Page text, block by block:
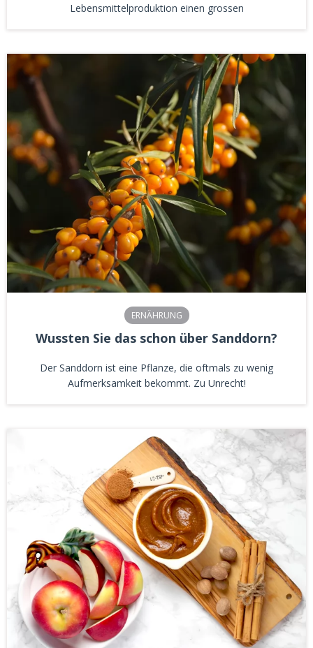
Lebensmittelproduktion einen grossen
ERNÄHRUNG
Wussten Sie das schon über Sanddorn?
Der Sanddorn ist eine Pflanze, die oftmals zu wenig
Aufmerksamkeit bekommt. Zu Unrecht!